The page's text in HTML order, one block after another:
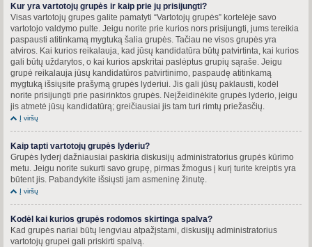
Kur yra vartotojų grupės ir kaip prie jų prisijungti?
Visas vartotojų grupes galite pamatyti “Vartotojų grupės” kortelėje savo
vartotojo valdymo pulte. Jeigu norite prie kurios nors prisijungti, jums tereikia
paspausti atitinkamą mygtuką šalia grupės. Tačiau ne visos grupės yra
atviros. Kai kurios reikalauja, kad jūsų kandidatūra būtų patvirtinta, kai kurios
gali būtų uždarytos, o kai kurios apskritai paslėptus grupių sąraše. Jeigu
grupė reikalauja jūsų kandidatūros patvirtinimo, paspaudę atitinkamą
mygtuką išsiųsite prašymą grupės lyderiui. Jis gali jūsų paklausti, kodėl
norite prisijungti prie pasirinktos grupės. Neįžeidinėkite grupės lyderio, jeigu
jis atmetė jūsų kandidatūrą; greičiausiai jis tam turi rimtų priežasčių.
Į viršų
Kaip tapti vartotojų grupės lyderiu?
Grupės lyderį dažniausiai paskiria diskusijų administratorius grupės kūrimo
metu. Jeigu norite sukurti savo grupę, pirmas žmogus į kurį turite kreiptis yra
būtent jis. Pabandykite išsiųsti jam asmeninę žinutę.
Į viršų
Kodėl kai kurios grupės rodomos skirtinga spalva?
Kad grupės nariai būtų lengviau atpažįstami, diskusijų administratorius
vartotojų grupei gali priskirti spalvą.